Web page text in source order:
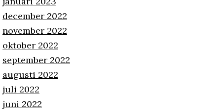
december 2022
november 2022
oktober 2022
september 2022
augusti 2022
juli 2022
juni 2022